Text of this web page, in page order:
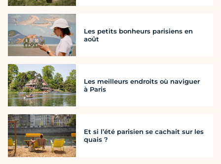
Les petits bonheurs parisiens en
août
Les meilleurs endroits où naviguer
à Paris
Et si l’été parisien se cachait sur les
quais ?